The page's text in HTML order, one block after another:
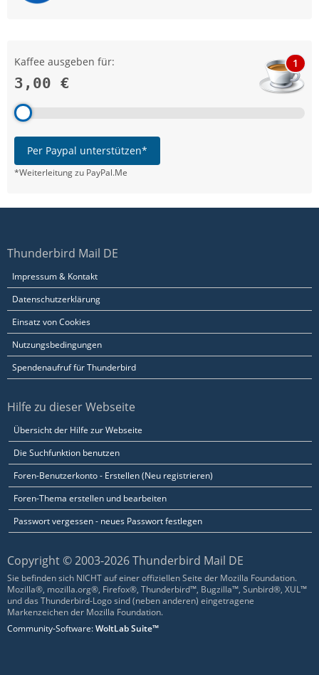
Kaffee ausgeben für:
3,00 €
1
Per Paypal unterstützen*
*Weiterleitung zu PayPal.Me
Thunderbird Mail DE
Impressum & Kontakt
Datenschutzerklärung
Einsatz von Cookies
Nutzungsbedingungen
Spendenaufruf für Thunderbird
Hilfe zu dieser Webseite
Übersicht der Hilfe zur Webseite
Die Suchfunktion benutzen
Foren-Benutzerkonto - Erstellen (Neu registrieren)
Foren-Thema erstellen und bearbeiten
Passwort vergessen - neues Passwort festlegen
Copyright © 2003-2026 Thunderbird Mail DE
Sie befinden sich NICHT auf einer offiziellen Seite der Mozilla Foundation.
Mozilla®, mozilla.org®, Firefox®, Thunderbird™, Bugzilla™, Sunbird®, XUL™
und das Thunderbird-Logo sind (neben anderen) eingetragene
Markenzeichen der Mozilla Foundation.
Community-Software:WoltLab Suite™